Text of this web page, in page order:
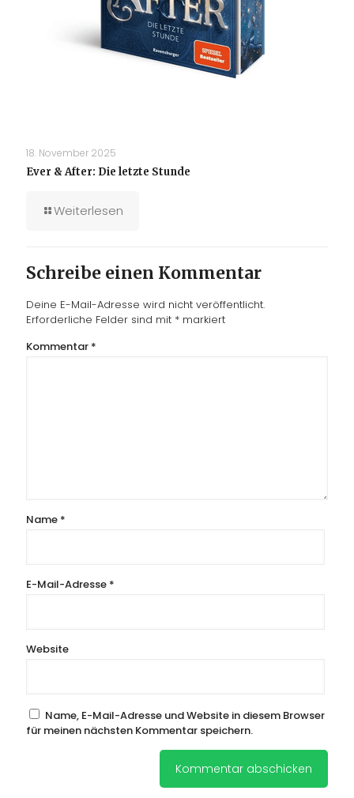
18. November 2025
Ever & After: Die letzte Stunde
Weiterlesen
Schreibe einen Kommentar
Deine E-Mail-Adresse wird nicht veröffentlicht.
Erforderliche Felder sind mit * markiert
Kommentar *
Name *
E-Mail-Adresse *
Website
Name, E-Mail-Adresse und Website in diesem Browser
für meinen nächsten Kommentar speichern.